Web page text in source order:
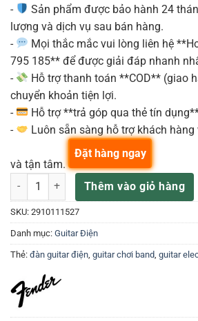
-
Sản phẩm được bảo hành 24
lượng và dịch vụ sau bán hàng.
-
Mọi thắc mắc vui lòng liên hệ
795 185** để được giải đáp nhanh
-
Hỗ trợ thanh toán **COD** (giao
chuyển khoản tiện lợi.
-
Hỗ trợ **trả góp qua thẻ tín
-
Luôn sẵn sàng hỗ trợ khách
và tận tâm.
Đàn guitar điện JACKSON JS SERIES
Thêm vào giỏ hàng
Đặt hàng ngay
SKU: 2910111527
Danh mục: Guitar Điện
Thẻ: đàn guitar điện guitar chơi band guitar